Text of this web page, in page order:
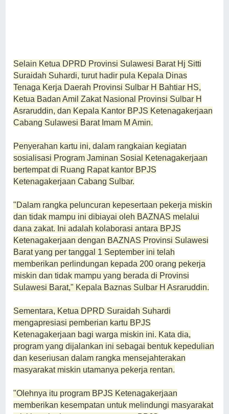
Selain Ketua DPRD Provinsi Sulawesi Barat Hj Sitti
Suraidah Suhardi, turut hadir pula Kepala Dinas
Tenaga Kerja Daerah Provinsi Sulbar H Bahtiar HS,
Ketua Badan Amil Zakat Nasional Provinsi Sulbar H
Asraruddin, dan Kepala Kantor BPJS Ketenagakerjaan
Cabang Sulawesi Barat Imam M Amin.
Penyerahan kartu ini, dalam rangkaian kegiatan
sosialisasi Program Jaminan Sosial Ketenagakerjaan
bertempat di Ruang Rapat kantor BPJS
Ketenagakerjaan Cabang Sulbar.
"Dalam rangka peluncuran kepesertaan pekerja miskin
dan tidak mampu ini dibiayai oleh BAZNAS melalui
dana zakat. Ini adalah kolaborasi antara BPJS
Ketenagakerjaan dengan BAZNAS Provinsi Sulawesi
Barat yang per tanggal 1 September ini telah
memberikan perlindungan kepada 200 orang pekerja
miskin dan tidak mampu yang berada di Provinsi
Sulawesi Barat," Kepala Baznas Sulbar H Asraruddin.
Sementara, Ketua DPRD Suraidah Suhardi
mengapresiasi pemberian kartu BPJS
Ketenagakerjaan bagi warga miskin ini. Kata dia,
program yang dijalankan ini sebagai bentuk kepedulian
dan keseriusan dalam rangka mensejahterakan
masyarakat miskin utamanya pekerja rentan.
"Olehnya itu program BPJS Ketenagakerjaan
memberikan kesempatan untuk melindungi masyarakat